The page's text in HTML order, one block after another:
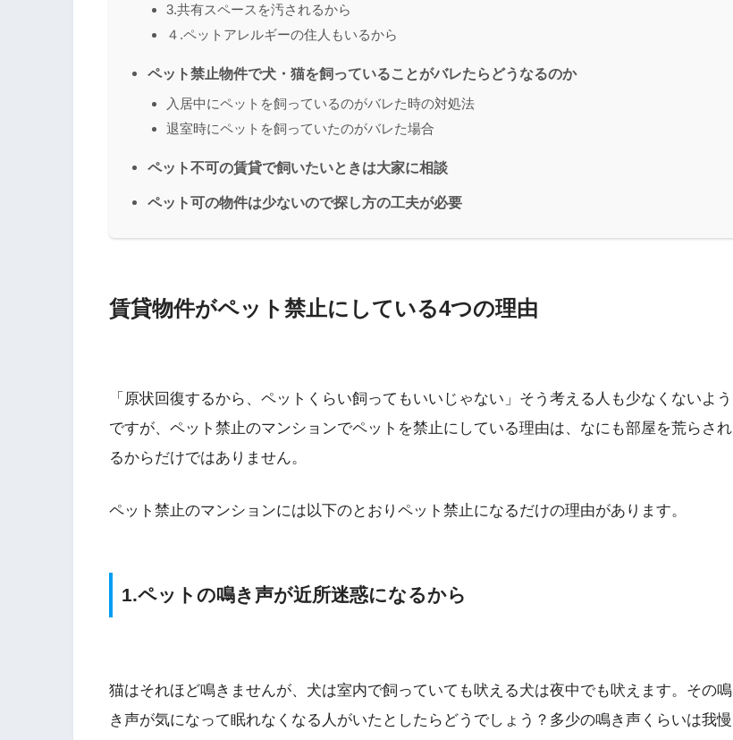
3.共有スペースを汚されるから
４.ペットアレルギーの住人もいるから
ペット禁止物件で犬・猫を飼っていることがバレたらどうなるのか
入居中にペットを飼っているのがバレた時の対処法
退室時にペットを飼っていたのがバレた場合
ペット不可の賃貸で飼いたいときは大家に相談
ペット可の物件は少ないので探し方の工夫が必要
賃貸物件がペット禁止にしている4つの理由
「原状回復するから、ペットくらい飼ってもいいじゃない」そう考える人も少なくないよう
ですが、ペット禁止のマンションでペットを禁止にしている理由は、なにも部屋を荒らされ
るからだけではありません。
ペット禁止のマンションには以下のとおりペット禁止になるだけの理由があります。
1.ペットの鳴き声が近所迷惑になるから
猫はそれほど鳴きませんが、犬は室内で飼っていても吠える犬は夜中でも吠えます。その鳴
き声が気になって眠れなくなる人がいたとしたらどうでしょう？多少の鳴き声くらいは我慢